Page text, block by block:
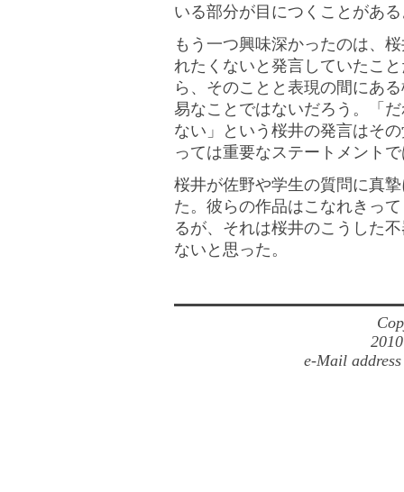
いる部分が目につくことがあ
もう一つ興味深かったのは、
れたくないと発言していたこ
ら、そのことと表現の間にあ
易なことではないだろう。「
ない」という桜井の発言はそ
っては重要なステートメント
桜井が佐野や学生の質問に真
た。彼らの作品はこなれきっ
るが、それは桜井のこうした
ないと思った。
e-Mail